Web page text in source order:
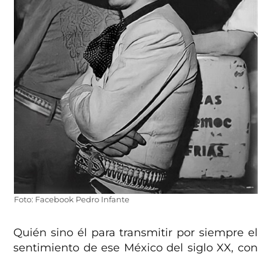
Foto: Facebook Pedro Infante
Quién sino él para transmitir por siempre el
sentimiento de ese México del siglo XX, con